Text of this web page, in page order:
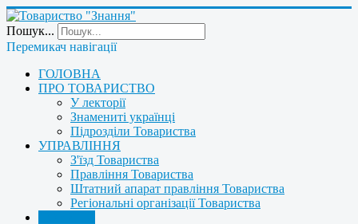
Пошук...
Перемикач навігації
ГОЛОВНА
ПРО ТОВАРИСТВО
У лекторії
Знамениті українці
Підрозділи Товариства
УПРАВЛІННЯ
З'їзд Товариства
Правління Товариства
Штатний апарат правління Товариства
Регіональні організації Товариства